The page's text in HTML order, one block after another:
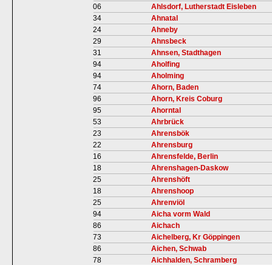
06
Ahlsdorf, Lutherstadt Eisleben
34
Ahnatal
24
Ahneby
29
Ahnsbeck
31
Ahnsen, Stadthagen
94
Aholfing
94
Aholming
74
Ahorn, Baden
96
Ahorn, Kreis Coburg
95
Ahorntal
53
Ahrbrück
23
Ahrensbök
22
Ahrensburg
16
Ahrensfelde, Berlin
18
Ahrenshagen-Daskow
25
Ahrenshöft
18
Ahrenshoop
25
Ahrenviöl
94
Aicha vorm Wald
86
Aichach
73
Aichelberg, Kr Göppingen
86
Aichen, Schwab
78
Aichhalden, Schramberg